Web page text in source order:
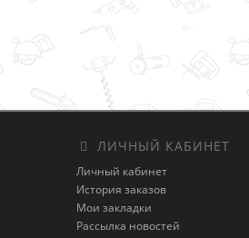
ЛИЧНЫЙ КАБИНЕТ
Личный кабинет
История заказов
Мои закладки
Рассылка новостей